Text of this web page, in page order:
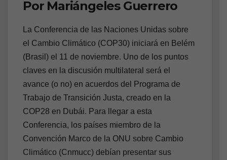
Por Mariángeles Guerrero
La Conferencia de las Naciones Unidas sobre
el Cambio Climático (COP30) iniciará en Belém
(Brasil) el 11 de noviembre. Uno de los puntos
claves en la discusión multilateral será el
avance (o no) en acuerdos del Programa de
Trabajo de Transición Justa, creado en la
COP28 en Dubái. Para llegar a esta
Conferencia, los países miembro de la
Convención Marco de la ONU sobre Cambio
Climático (Cnmucc) debían presentar sus